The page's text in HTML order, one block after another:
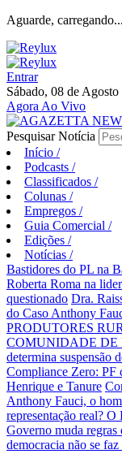
Aguarde, carregando...
Entrar
Sábado, 08 de
Agora Ao Vivo
Pesquisar Notícia
Início /
Podcasts /
Classificados /
Colunas /
Empregos /
Guia Comercial /
Edições /
Notícias /
Bastidores do PL na
Roberta Roma na
questionado Dra.
do Caso Anthony
PRODUTORES
COMUNIDADE DE
determina suspensão
Compliance Zero: PF
Henrique e Tanure
Anthony Fauci, o
representação real?
Governo muda
democracia não se